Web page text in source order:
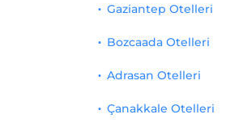
Gaziantep Otelleri
Bozcaada Otelleri
Adrasan Otelleri
Çanakkale Otelleri